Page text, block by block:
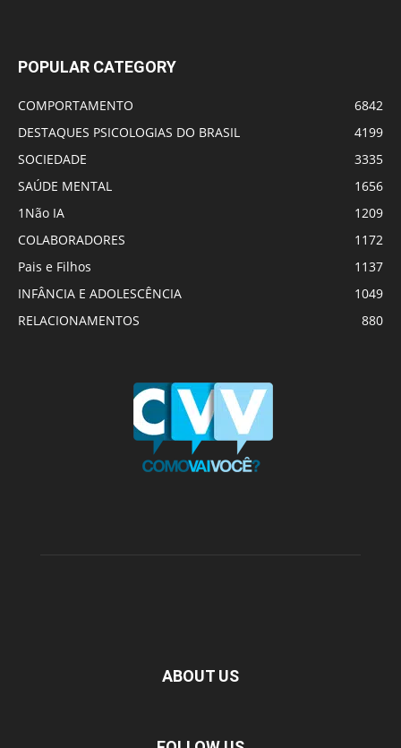
POPULAR CATEGORY
COMPORTAMENTO
6842
DESTAQUES PSICOLOGIAS DO BRASIL
4199
SOCIEDADE
3335
SAÚDE MENTAL
1656
1Não IA
1209
COLABORADORES
1172
Pais e Filhos
1137
INFÂNCIA E ADOLESCÊNCIA
1049
RELACIONAMENTOS
880
ABOUT US